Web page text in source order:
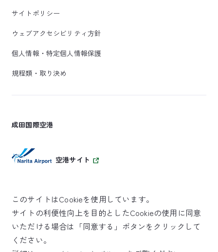
サイトポリシー
ウェブアクセシビリティ方針
個人情報・特定個人情報保護
規程類・取り決め
成田国際空港
空港サイト
SKYTRAX
5スターエアポート
このサイトはCookieを使用しています。
サイトの利便性向上を目的としたCookieの使用に同意
いただける場合は「同意する」ボタンをクリックして
ください。